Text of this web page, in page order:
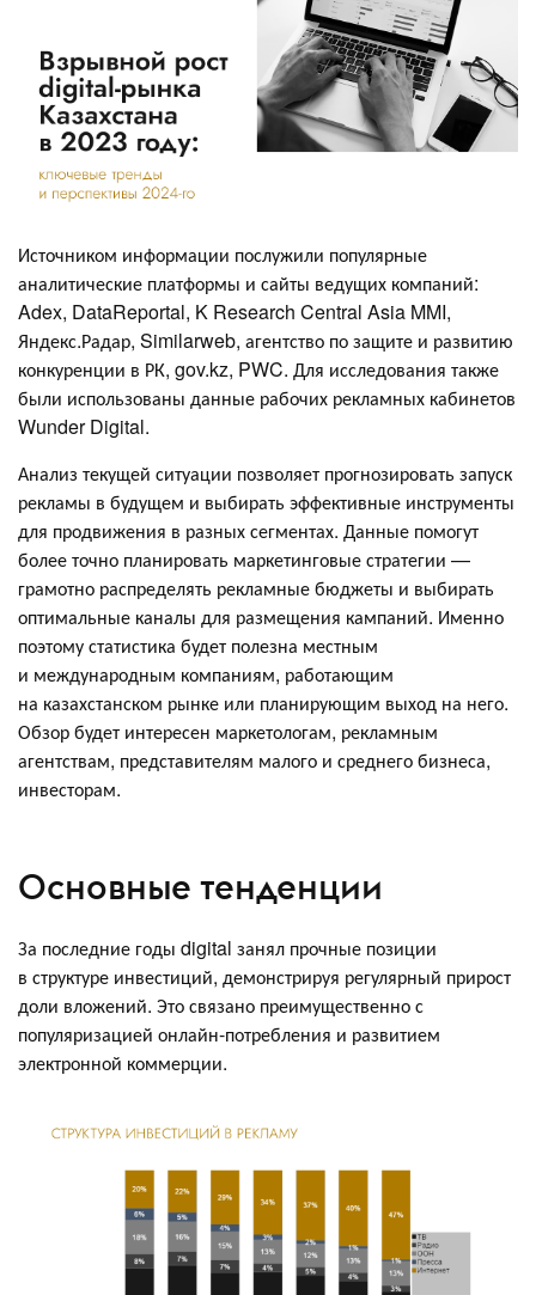
Источником информации послужили популярные
аналитические платформы и сайты ведущих компаний:
Adex, DataReportal, K Research Central Asia MMI,
Яндекс.Радар, Similarweb, агентство по защите и развитию
конкуренции в РК, gov.kz, PWC. Для исследования также
были использованы данные рабочих рекламных кабинетов
Wunder Digital.
Анализ текущей ситуации позволяет прогнозировать запуск
рекламы в будущем и выбирать эффективные инструменты
для продвижения в разных сегментах. Данные помогут
более точно планировать маркетинговые стратегии —
грамотно распределять рекламные бюджеты и выбирать
оптимальные каналы для размещения кампаний. Именно
поэтому статистика будет полезна местным
и международным компаниям, работающим
на казахстанском рынке или планирующим выход на него.
Обзор будет интересен маркетологам, рекламным
агентствам, представителям малого и среднего бизнеса,
инвесторам.
Основные тенденции
За последние годы digital занял прочные позиции
в структуре инвестиций, демонстрируя регулярный прирост
доли вложений. Это связано преимущественно с
популяризацией онлайн-потребления и развитием
электронной коммерции.